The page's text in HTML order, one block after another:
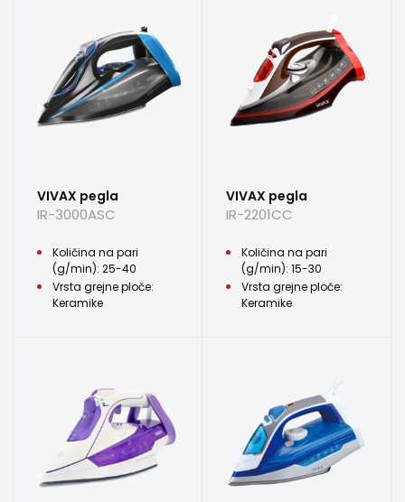
VIVAX pegla
IR-3000ASC
Količina na pari
(g/min): 25-40
Vrsta grejne ploče:
Keramike
VIVAX pegla
IR-2201CC
Količina na pari
(g/min): 15-30
Vrsta grejne ploče:
Keramike